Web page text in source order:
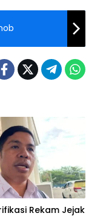
Rekam Jejak